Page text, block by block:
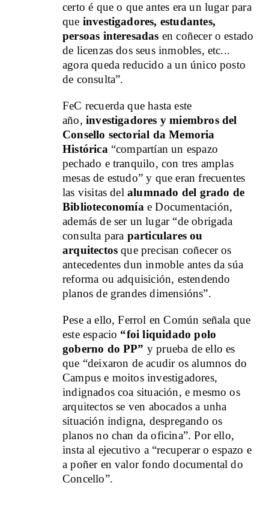
certo é que o que antes era un lugar para
que investigadores, estudantes,
persoas interesadas en coñecer o estado
de licenzas dos seus inmobles, etc...
agora queda reducido a un único posto
de consulta”.
FeC recuerda que hasta este
año, investigadores y miembros del
Consello sectorial da Memoria
Histórica “compartían un espazo
pechado e tranquilo, con tres amplas
mesas de estudo” y que eran frecuentes
las visitas delalumnado del grado de
Biblioteconomíae Documentación,
además de ser un lugar “de obrigada
consulta para particulares ou
arquitectosque precisan coñecer os
antecedentes dun inmoble antes da súa
reforma ou adquisición, estendendo
planos de grandes dimensións”.
Pese a ello, Ferrol en Común señala que
este espacio “foi liquidado polo
goberno do PP” y prueba de ello es
que “deixaron de acudir os alumnos do
Campus e moitos investigadores,
indignados coa situación, e mesmo os
arquitectos se ven abocados a unha
situación indigna, despregando os
planos no chan da oficina”. Por ello,
insta al ejecutivo a “recuperar o espazo e
a poñer en valor fondo documental do
Concello”.